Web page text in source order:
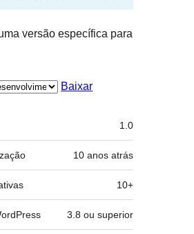
versão específica para
Baixar
1.0
10 anos atrás
10+
3.8 ou superior